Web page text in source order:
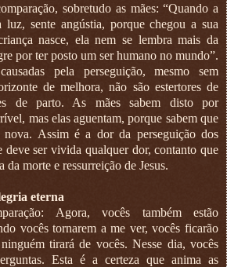
sobretudo as mães: “Quando a
luz, sente angústia, porque chegou a sua
nasce, ela nem se lembra mais da
por ter posto um ser humano no mundo”.
pela perseguição, mesmo sem
de melhora, não são estertores de
de parto. As mães sabem disto por
mas elas aguentam, porque sabem que
Assim é a dor da perseguição dos
deve ser vivida qualquer dor, contanto que
da morte e ressurreição de Jesus.
eterna
Agora, vocês também estão
vocês tornarem a me ver, vocês ficarão
tirará de vocês. Nesse dia, vocês
Esta é a certeza que anima as